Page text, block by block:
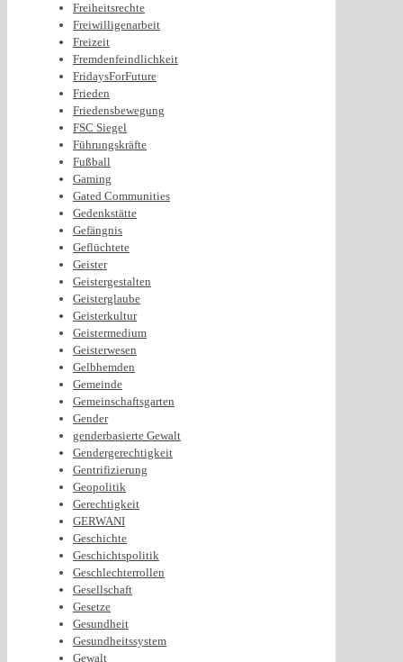
Freiheitsrechte
Freiwilligenarbeit
Freizeit
Fremdenfeindlichkeit
FridaysForFuture
Frieden
Friedensbewegung
FSC Siegel
Führungskräfte
Fußball
Gaming
Gated Communities
Gedenkstätte
Gefängnis
Geflüchtete
Geister
Geistergestalten
Geisterglaube
Geisterkultur
Geistermedium
Geisterwesen
Gelbhemden
Gemeinde
Gemeinschaftsgarten
Gender
genderbasierte Gewalt
Gendergerechtigkeit
Gentrifizierung
Geopolitik
Gerechtigkeit
GERWANI
Geschichte
Geschichtspolitik
Geschlechterrollen
Gesellschaft
Gesetze
Gesundheit
Gesundheitssystem
Gewalt